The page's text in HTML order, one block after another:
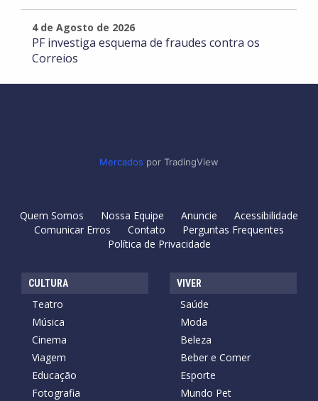
4 de Agosto de 2026
PF investiga esquema de fraudes contra os
Correios
Mercados por TradingView
Quem Somos Nossa Equipe Anuncie
Acessibilidade
Comunicar Erros
Contato
Perguntas Frequentes
Política de Privacidade
CULTURA
Teatro
Música
Cinema
Viagem
Educação
Fotografia
VIVER
Saúde
Moda
Beleza
Beber e Comer
Esporte
Mundo Pet